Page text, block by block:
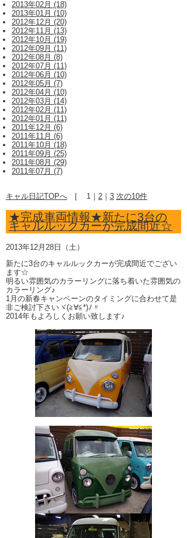
2013年02月 (18)
2013年01月 (10)
2012年12月 (20)
2012年11月 (13)
2012年10月 (19)
2012年09月 (11)
2012年08月 (8)
2012年07月 (11)
2012年06月 (10)
2012年05月 (7)
2012年04月 (10)
2012年03月 (14)
2012年02月 (11)
2012年01月 (11)
2011年12月 (6)
2011年11月 (6)
2011年10月 (18)
2011年09月 (25)
2011年08月 (29)
2011年07月 (7)
キャル日記TOPへ | 1 ｜ 2 ｜ 3 次の10件
★完成車両情報★新たに3台の
キャルルックカーが完成間近☆
2013年12月28日（土）
新たに3台のキャルルックカーが完成間近でござい
ます☆
明るい雰囲気のカラーリングに落ち着いた雰囲気の
カラーリング♪
1月の新春キャンペーンのタイミングに合わせて是
非ご検討下さいヾ(≧∀≦*)ﾉ〃
2014年もよろしくお願い致します♪